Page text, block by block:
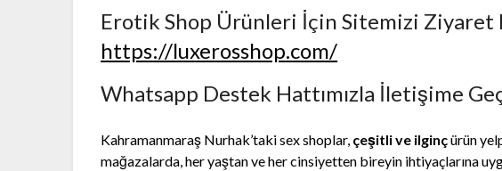
Erotik Shop Ürünleri İçin Sitemizi Ziyaret
https://luxerosshop.com/
Whatsapp Destek Hattımızla İletişime
Kahramanmaraş Nurhak’taki sex shoplar, çeşitli ve ilginçürün
mağazalarda, her yaştan ve her cinsiyetten bireyin ihtiyaçlarına